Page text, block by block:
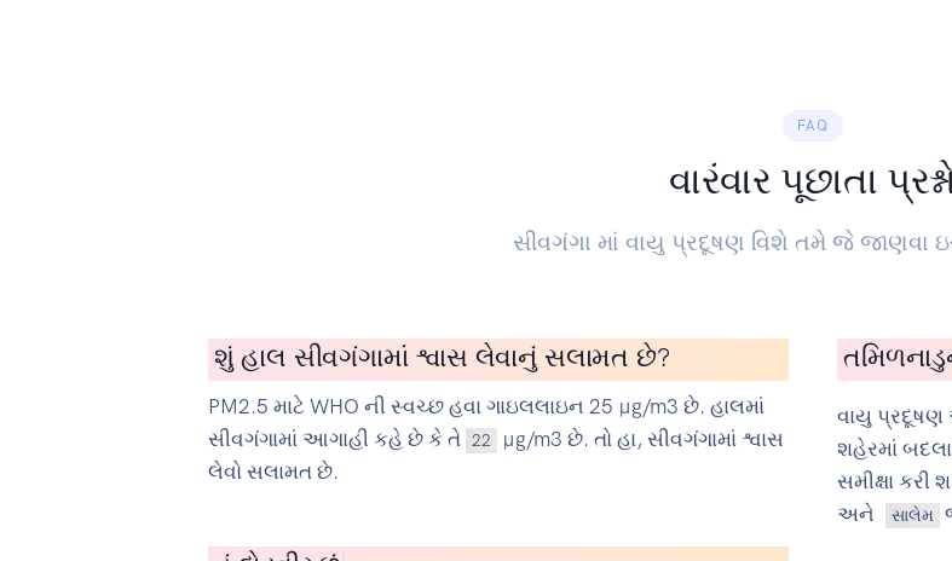
FAQ
વારંવાર પૂછાતા
સીવગંગા માં વાયુ પ્રદૂષણ વિશે તમે જે જાણવા
શું હાલ સીવગંગામાં શ્વાસ લેવાનું સલામત છે?
PM2.5 માટે WHO ની સ્વચ્છ હવા ગાઇલલાઇન 25 µg/m3 છે. હાલમાં
સીવગંગામાં આગાહી કહે છે કે તે
22
µg/m3 છે. તો હા, સીવગંગામાં શ્વાસ
લેવો સલામત છે.
વાયુ પ્રદૂષણ
શહેરમાં
સમીક્ષા કરી
અને સાલેમ